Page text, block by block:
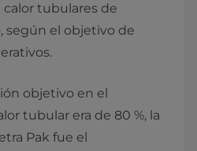
tubulares de
según el objetivo de
objetivo en el
tubular era de 80 %, la
Pak fue el